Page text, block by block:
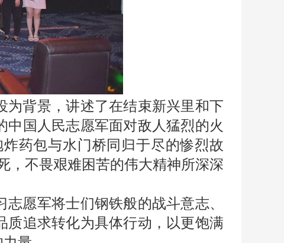
为背景，讲述了在结束新兴里和下
国人民志愿军面对敌人猛烈的火
药包与水门桥同归于尽的惨烈故
，不畏艰难困苦的伟大精神所深深
愿军将士们钢铁般的战斗意志、
质追求转化为具体行动，以更饱满